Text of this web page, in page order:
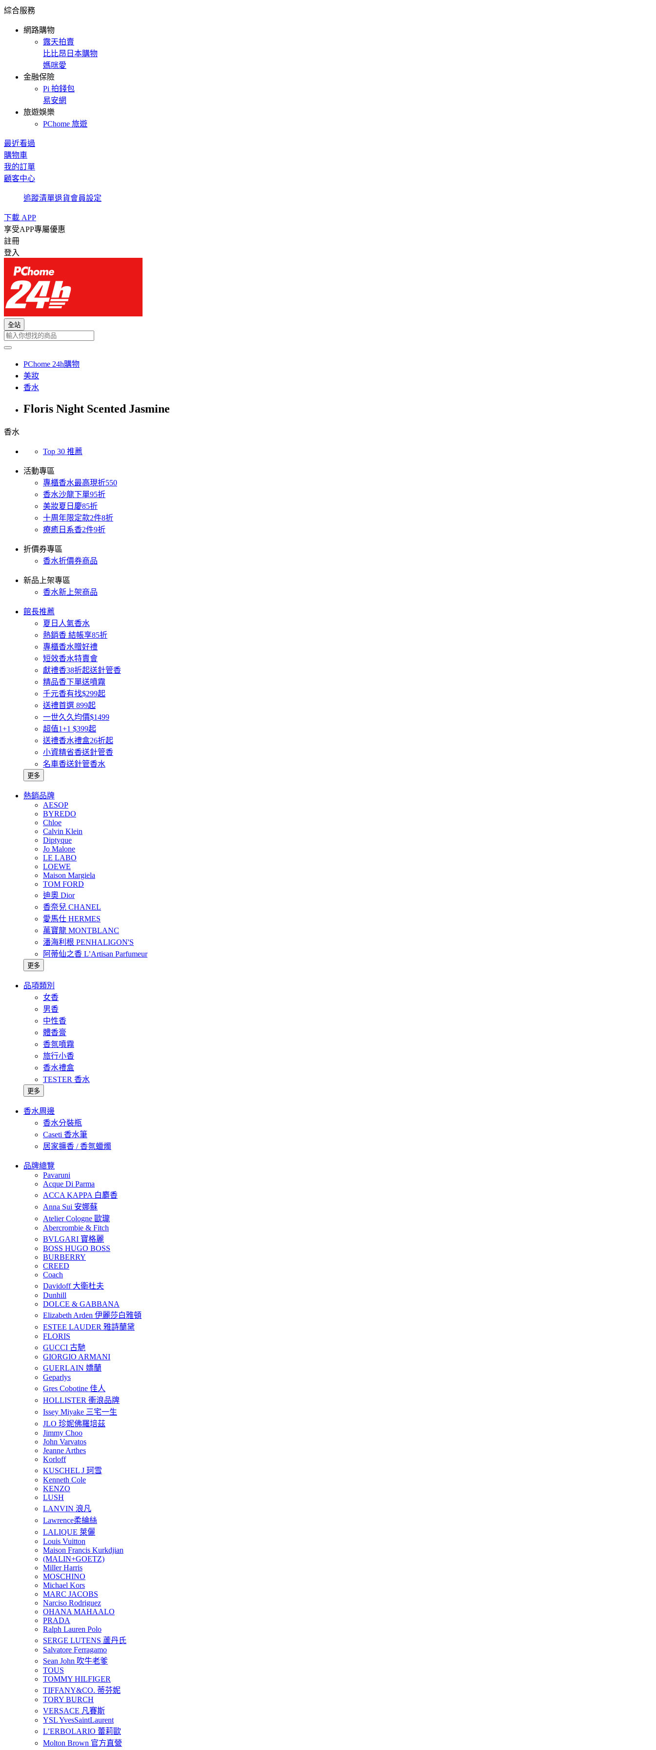
綜合服務
網路購物
露天拍賣
比比昂日本購物
媽咪愛
金融保險
Pi 拍錢包
易安網
旅遊娛樂
PChome 旅遊
最近看過
購物車
我的訂單
顧客中心
追蹤清單退貨會員設定
下載 APP
享受APP專屬優惠
註冊
登入
全站
PChome 24h購物
美妝
香水
Floris Night Scented Jasmine
香水
Top 30 推薦
活動專區
專櫃香水最高現折550
香水沙龍下單95折
美妝夏日慶85折
十周年限定款2件8折
療癒日系香2件9折
折價券專區
香水折價券商品
新品上架專區
香水新上架商品
館長推薦
夏日人氣香水
熱銷香 結帳享85折
專櫃香水贈好禮
短效香水特賣會
獻禮香38折起送針管香
精品香下單送噴霧
千元香有找$299起
送禮首選 899起
一世久久均價$1499
超值1+1 $399起
送禮香水禮盒26折起
小資精省香送針管香
名車香送針管香水
更多
熱銷品牌
AESOP
BYREDO
Chloe
Calvin Klein
Diptyque
Jo Malone
LE LABO
LOEWE
Maison Margiela
TOM FORD
迪奧 Dior
香奈兒 CHANEL
愛馬仕 HERMES
萬寶龍 MONTBLANC
潘海利根 PENHALIGON'S
阿蒂仙之香 L’Artisan Parfumeur
更多
品項類別
女香
男香
中性香
體香膏
香氛噴霧
旅行小香
香水禮盒
TESTER 香水
更多
香水周邊
香水分裝瓶
Caseti 香水筆
居家擴香 / 香氛蠟燭
品牌總覽
Pavaruni
Acque Di Parma
ACCA KAPPA 白麝香
Anna Sui 安娜蘇
Atelier Cologne 歐瓏
Abercrombie & Fitch
BVLGARI 寶格麗
BOSS HUGO BOSS
BURBERRY
CREED
Coach
Davidoff 大衛杜夫
Dunhill
DOLCE & GABBANA
Elizabeth Arden 伊麗莎白雅頓
ESTEE LAUDER 雅詩蘭黛
FLORIS
GUCCI 古馳
GIORGIO ARMANI
GUERLAIN 嬌蘭
Geparlys
Gres Cobotine 佳人
HOLLISTER 衝浪品牌
Issey Miyake 三宅一生
JLO 珍妮佛羅培茲
Jimmy Choo
John Varvatos
Jeanne Arthes
Korloff
KUSCHEL J 珂雪
Kenneth Cole
KENZO
LUSH
LANVIN 浪凡
Lawrence柔綸絲
LALIQUE 萊儷
Louis Vuitton
Maison Francis Kurkdjian
(MALIN+GOETZ)
Miller Harris
MOSCHINO
Michael Kors
MARC JACOBS
Narciso Rodriguez
OHANA MAHAALO
PRADA
Ralph Lauren Polo
SERGE LUTENS 蘆丹氏
Salvatore Ferragamo
Sean John 吹牛老爹
TOUS
TOMMY HILFIGER
TIFFANY&CO. 蒂芬妮
TORY BURCH
VERSACE 凡賽斯
YSL YvesSaintLaurent
L’ERBOLARIO 蕾莉歐
Molton Brown 官方直營